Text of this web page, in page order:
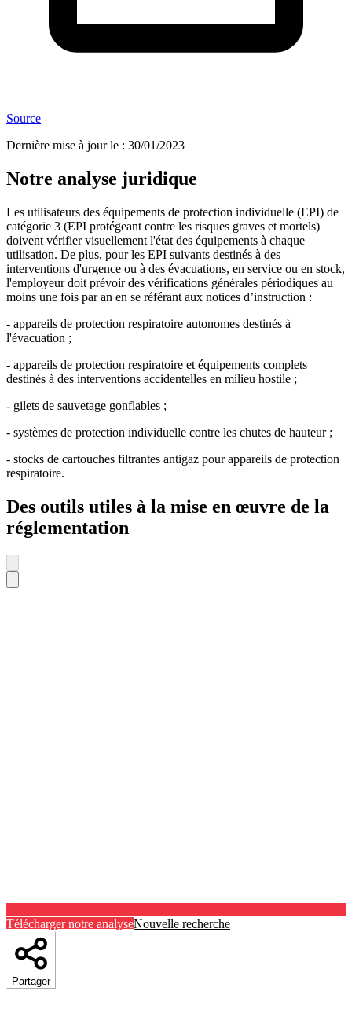
Source
Dernière mise à jour le : 30/01/2023
Notre analyse juridique
Les utilisateurs des équipements de protection individuelle (EPI) de
catégorie 3 (EPI protégeant contre les risques graves et mortels)
doivent vérifier visuellement l'état des équipements à chaque
utilisation. De plus, pour les EPI suivants destinés à des
interventions d'urgence ou à des évacuations, en service ou en stock,
l'employeur doit prévoir des vérifications générales périodiques au
moins une fois par an en se référant aux notices d’instruction :
- appareils de protection respiratoire autonomes destinés à
l'évacuation ;
- appareils de protection respiratoire et équipements complets
destinés à des interventions accidentelles en milieu hostile ;
- gilets de sauvetage gonflables ;
- systèmes de protection individuelle contre les chutes de hauteur ;
- stocks de cartouches filtrantes antigaz pour appareils de protection
respiratoire.
Des outils utiles à la mise en œuvre de la
réglementation
Télécharger notre analyseNouvelle recherche
Partager